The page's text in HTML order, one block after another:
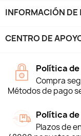
INFORMACIÓN DE
CENTRO DE
Política
Compra
Métodos de pago
Política
Plazos de